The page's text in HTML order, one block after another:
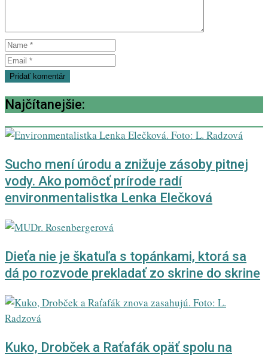
Najčítanejšie:
Sucho mení úrodu a znižuje zásoby pitnej
vody. Ako pomôcť prírode radí
environmentalistka Lenka Elečková
Dieťa nie je škatuľa s topánkami, ktorá sa
dá po rozvode prekladať zo skrine do skrine
Kuko, Drobček a Raťafák opäť spolu na